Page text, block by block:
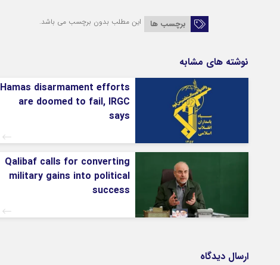
برچسب ها این مطلب بدون برچسب می باشد.
نوشته های مشابه
Hamas disarmament efforts
are doomed to fail, IRGC
says
Qalibaf calls for converting
military gains into political
success
ارسال دیدگاه